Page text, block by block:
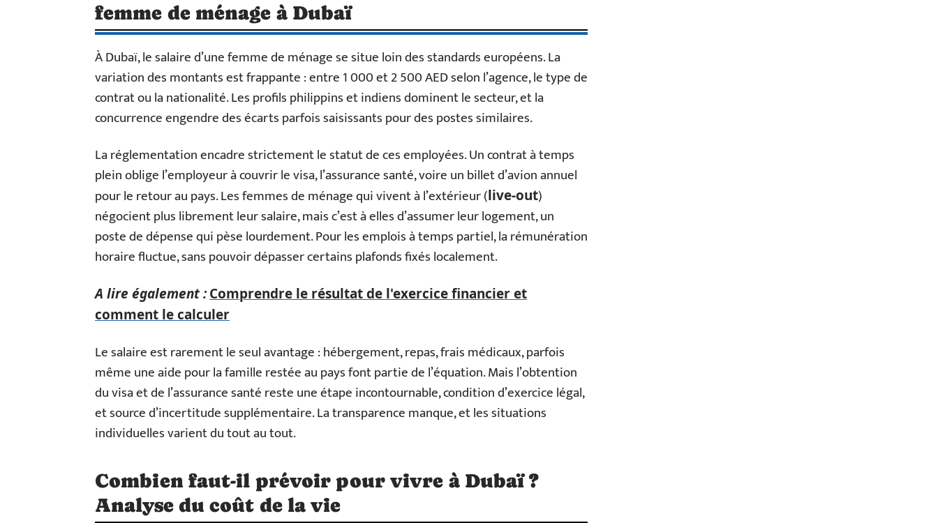
femme de ménage à Dubaï
À Dubaï, le salaire d’une femme de ménage se situe loin des standards européens. La
variation des montants est frappante : entre 1 000 et 2 500 AED selon l’agence, le type de
contrat ou la nationalité. Les profils philippins et indiens dominent le secteur, et la
concurrence engendre des écarts parfois saisissants pour des postes similaires.
La réglementation encadre strictement le statut de ces employées. Un contrat à temps
plein oblige l’employeur à couvrir le visa, l’assurance santé, voire un billet d’avion annuel
pour le retour au pays. Les femmes de ménage qui vivent à l’extérieur (live-out)
négocient plus librement leur salaire, mais c’est à elles d’assumer leur logement, un
poste de dépense qui pèse lourdement. Pour les emplois à temps partiel, la rémunération
horaire fluctue, sans pouvoir dépasser certains plafonds fixés localement.
A lire également :Comprendre le résultat de l'exercice financier et
comment le calculer
Le salaire est rarement le seul avantage : hébergement, repas, frais médicaux, parfois
même une aide pour la famille restée au pays font partie de l’équation. Mais l’obtention
du visa et de l’assurance santé reste une étape incontournable, condition d’exercice légal,
et source d’incertitude supplémentaire. La transparence manque, et les situations
individuelles varient du tout au tout.
Combien faut-il prévoir pour vivre à Dubaï ?
Analyse du coût de la vie